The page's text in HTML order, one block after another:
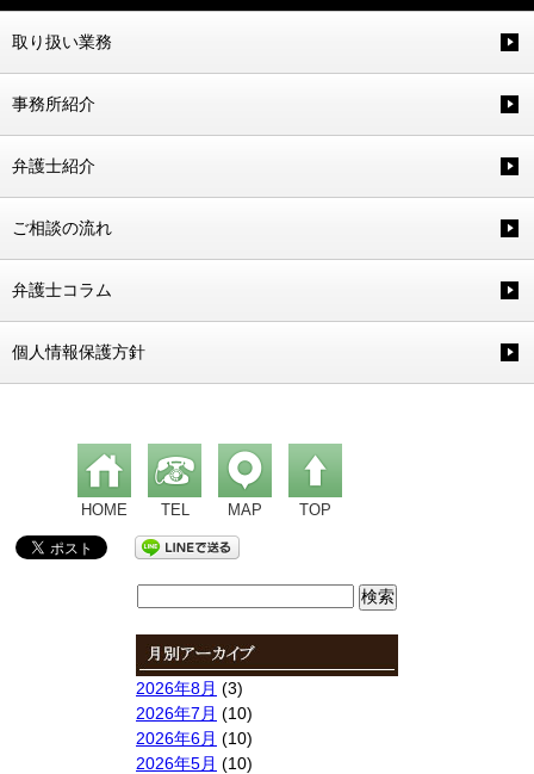
取り扱い業務
事務所紹介
弁護士紹介
ご相談の流れ
弁護士コラム
個人情報保護方針
HOME TEL MAP TOP
2026年8月 (3)
2026年7月 (10)
2026年6月 (10)
2026年5月 (10)